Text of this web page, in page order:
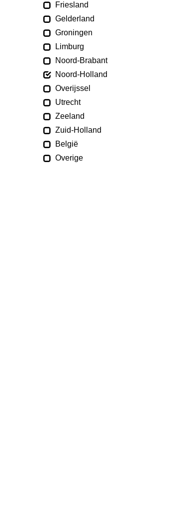
Friesland
Gelderland
Groningen
Limburg
Noord-Brabant
Noord-Holland
Overijssel
Utrecht
Zeeland
Zuid-Holland
België
Overige